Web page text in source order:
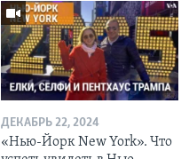
ДЕКАБРЬ 22, 2024
«Нью-Йорк New York». Что